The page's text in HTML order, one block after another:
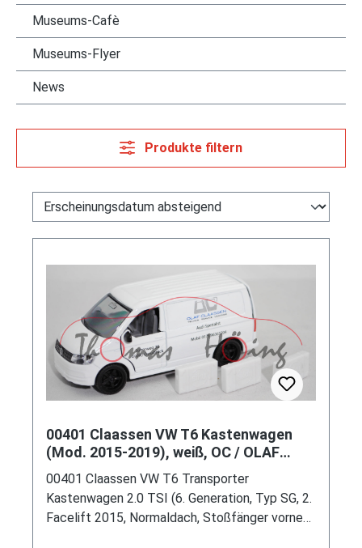
Museums-Cafè
Museums-Flyer
News
Produkte filtern
00401 Claassen VW T6 Kastenwagen
(Mod. 2015-2019), weiß, OC / OLAF
CLAASSEN, SIKU, 1:50, L17mpK
00401 Claassen VW T6 Transporter
Kastenwagen 2.0 TSI (6. Generation, Typ SG, 2.
Facelift 2015, Normaldach, Stoßfänger vorne